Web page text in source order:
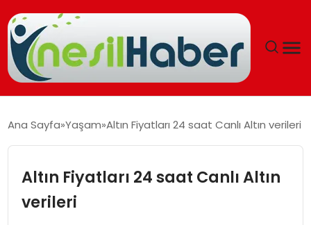
GÜNCEL
YAŞAM
Ana Sayfa Yaşam Altın Fiyatları 24 saat Canlı Altın verileri
Altın Fiyatları 24 saat Canlı Altın
verileri